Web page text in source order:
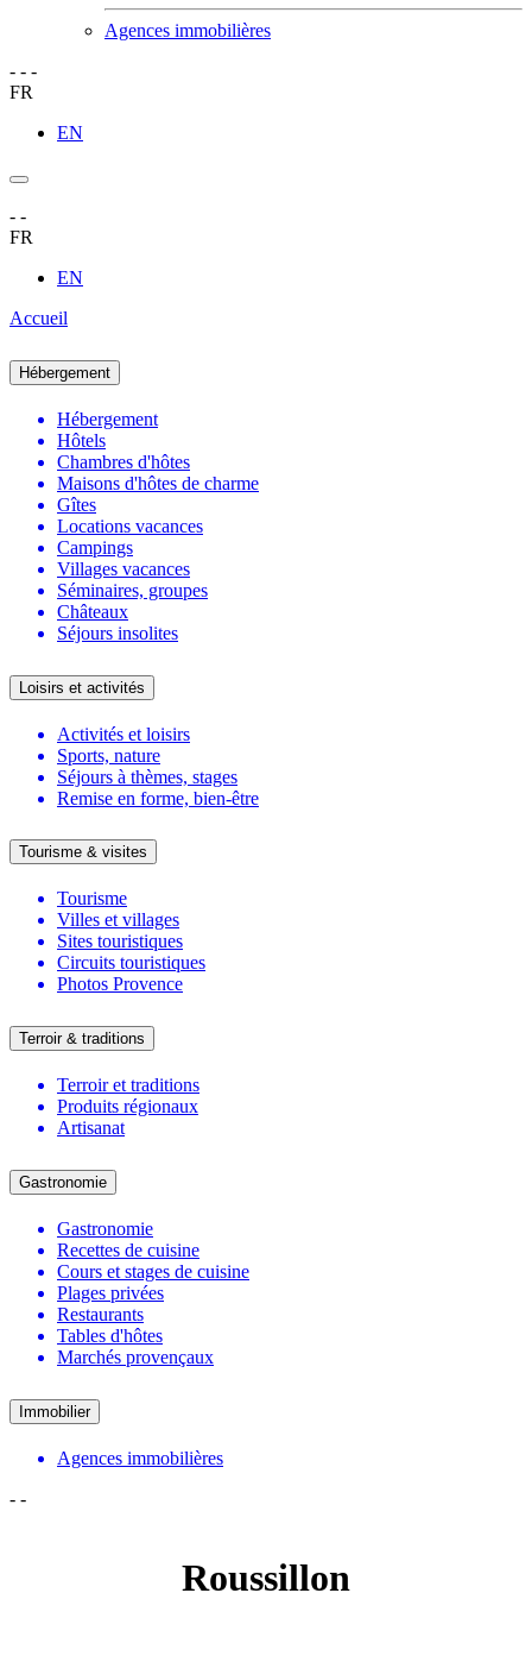
Agences immobilières
- - -
FR
EN
- -
FR
EN
Accueil
Hébergement
Hébergement
Hôtels
Chambres d'hôtes
Maisons d'hôtes de charme
Gîtes
Locations vacances
Campings
Villages vacances
Séminaires, groupes
Châteaux
Séjours insolites
Loisirs et activités
Activités et loisirs
Sports, nature
Séjours à thèmes, stages
Remise en forme, bien-être
Tourisme & visites
Tourisme
Villes et villages
Sites touristiques
Circuits touristiques
Photos Provence
Terroir & traditions
Terroir et traditions
Produits régionaux
Artisanat
Gastronomie
Gastronomie
Recettes de cuisine
Cours et stages de cuisine
Plages privées
Restaurants
Tables d'hôtes
Marchés provençaux
Immobilier
Agences immobilières
- -
Roussillon